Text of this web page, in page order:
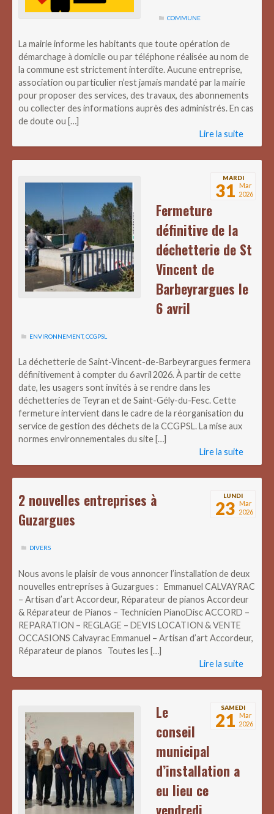
COMMUNE
La mairie informe les habitants que toute opération de
démarchage à domicile ou par téléphone réalisée au nom de
la commune est strictement interdite. Aucune entreprise,
association ou particulier n’est jamais mandaté par la mairie
pour proposer des services, des travaux, des abonnements
ou collecter des informations auprès des administrés. En cas
de doute ou […]
Lire la suite
MARDI
31 Mar
2026
Fermeture
définitive de la
déchetterie de St
Vincent de
Barbeyrargues le
6 avril
ENVIRONNEMENT,CCGPSL
La déchetterie de Saint-Vincent-de-Barbeyrargues fermera
définitivement à compter du 6 avril 2026. À partir de cette
date, les usagers sont invités à se rendre dans les
déchetteries de Teyran et de Saint-Gély-du-Fesc. Cette
fermeture intervient dans le cadre de la réorganisation du
service de gestion des déchets de la CCGPSL. La mise aux
normes environnementales du site […]
Lire la suite
LUNDI
23 Mar
2026
2 nouvelles entreprises à
Guzargues
DIVERS
Nous avons le plaisir de vous annoncer l’installation de deux
nouvelles entreprises à Guzargues : Emmanuel CALVAYRAC
– Artisan d’art Accordeur, Réparateur de pianos Accordeur
& Réparateur de Pianos – Technicien PianoDisc ACCORD –
REPARATION – REGLAGE – DEVIS LOCATION & VENTE
OCCASIONS Calvayrac Emmanuel – Artisan d’art Accordeur,
Réparateur de pianos Toutes les […]
Lire la suite
SAMEDI
21 Mar
2026
Le
conseil
municipal
d’installation a
eu lieu ce
vendredi